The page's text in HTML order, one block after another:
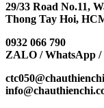
29/33 Road No.11,
Thong Tay Hoi,
0932 066 790
ZALO / WhatsApp /